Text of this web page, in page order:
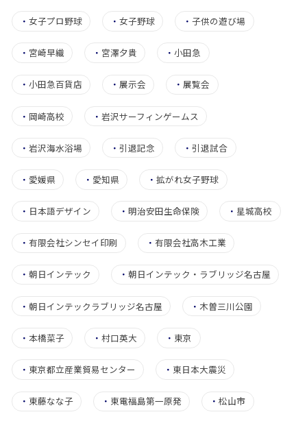
・ 女子プロ野球 ・女子野球 ・子供の遊び場
・ 宮崎早織 ・ 宮澤夕貴 ・小田急
・ 小田急百貨店 ・展示会 ・展覧会
・ 岡崎高校 ・岩沢サーフィンゲームス
・ 岩沢海水浴場 ・引退記念 ・引退試合
・ 愛媛県 ・ 愛知県 ・拡がれ女子野球
・ 日本語デザイン ・明治安田生命保険 ・ 星城高校
・ 有限会社シンセイ印刷 ・ 有限会社高木工業
・ 朝日インテック ・朝日インテック・ラブリッジ名古屋
・ 朝日インテックラブリッジ名古屋 ・木曽三川公園
・ 本橋菜子 ・村口英大 ・ 東京
・ 東京都立産業貿易センター ・ 東日本大震災
・ 東藤なな子 ・ 東電福島第一原発 ・松山市